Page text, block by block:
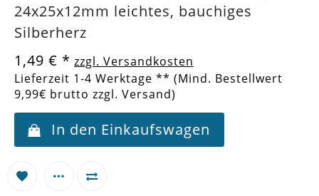
24x25x12mm leichtes, bauchiges
Silberherz
1,49 € * zzgl. Versandkosten
Lieferzeit 1-4 Werktage ** (Mind. Bestellwert
9,99€ brutto zzgl. Versand)
In den Einkaufswagen